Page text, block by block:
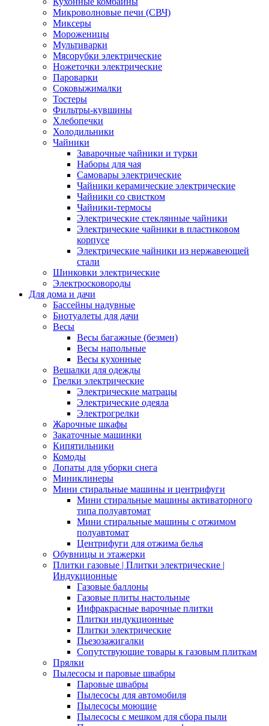
Микроволновые печи (СВЧ)
Миксеры
Мороженицы
Мультиварки
Мясорубки электрические
Ножеточки электрические
Пароварки
Соковыжималки
Тостеры
Фильтры-кувшины
Хлебопечки
Холодильники
Чайники
Заварочные чайники и турки
Наборы для чая
Самовары электрические
Чайники керамические электрические
Чайники со свистком
Чайники-термосы
Электрические стеклянные чайники
Электрические чайники в пластиковом
корпусе
Электрические чайники из нержавеющей
стали
Шинковки электрические
Электросковороды
Для дома и дачи
Бассейны надувные
Биотуалеты для дачи
Весы
Весы багажные (безмен)
Весы напольные
Весы кухонные
Вешалки для одежды
Грелки электрические
Электрические матрацы
Электрические одеяла
Электрогрелки
Жарочные шкафы
Закаточные машинки
Кипятильники
Комоды
Лопаты для уборки снега
Миниклинеры
Мини стиральные машины и центрифуги
Мини стиральные машины активаторного
типа полуавтомат
Мини стиральные машины с отжимом
полуавтомат
Центрифуги для отжима белья
Обувницы и этажерки
Плитки газовые | Плитки электрические |
Индукционные
Газовые баллоны
Газовые плиты настольные
Инфракрасные варочные плитки
Плитки индукционные
Плитки электрические
Пьезозажигалки
Сопутствующие товары к газовым плиткам
Прялки
Пылесосы и паровые швабры
Паровые швабры
Пылесосы для автомобиля
Пылесосы моющие
Пылесосы с мешком для сбора пыли